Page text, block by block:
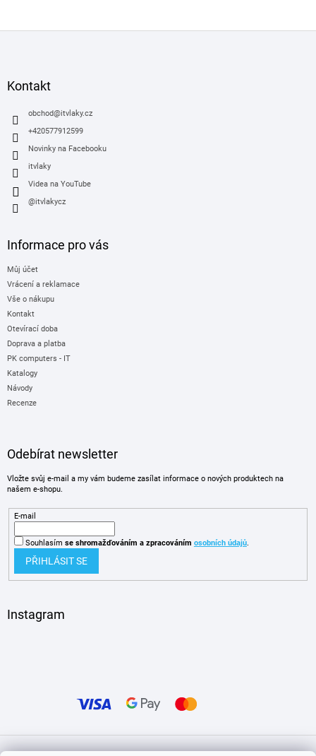
Kontakt
obchod@itvlaky.cz
+420577912599
Novinky na Facebooku
itvlaky
Videa na YouTube
@itvlakycz
Informace pro vás
Můj účet
Vrácení a reklamace
Vše o nákupu
Kontakt
Otevírací doba
Doprava a platba
PK computers - IT
Katalogy
Návody
Recenze
Odebírat newsletter
Vložte svůj e-mail a my vám budeme zasílat informace o nových produktech na
našem e-shopu.
E-mail
Souhlasím se shromažďováním a zpracováním osobních údajů.
PŘIHLÁSIT SE
Instagram